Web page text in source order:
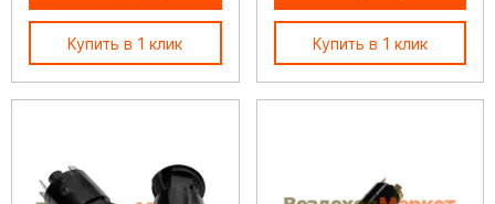
Купить в 1 клик Купить в 1 клик